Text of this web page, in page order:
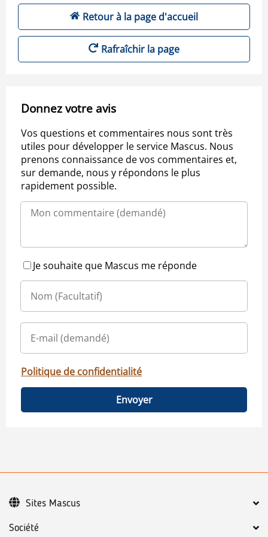
Retour à la page d'accueil
Rafraîchir la page
Donnez votre avis
Vos questions et commentaires nous sont très
utiles pour développer le service Mascus. Nous
prenons connaissance de vos commentaires et,
sur demande, nous y répondons le plus
rapidement possible.
Je souhaite que Mascus me réponde
Politique de confidentialité
Envoyer
Société
Sites Mascus